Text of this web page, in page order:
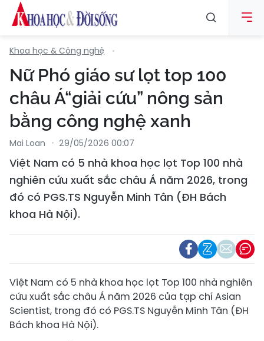
Khoa học & Công nghệ
Nữ Phó giáo sư lọt top 100
châu Á“giải cứu” nông sản
bằng công nghệ xanh
Mai Loan 29/05/2026 00:07
Việt Nam có 5 nhà khoa học lọt Top 100 nhà
nghiên cứu xuất sắc châu Á năm 2026, trong
đó có PGS.TS Nguyễn Minh Tân (ĐH Bách
khoa Hà Nội).
Việt Nam có 5 nhà khoa học lọt Top 100 nhà nghiên
cứu xuất sắc châu Á năm 2026 của tạp chí Asian
Scientist, trong đó có PGS.TS Nguyễn Minh Tân (ĐH
Bách khoa Hà Nội).